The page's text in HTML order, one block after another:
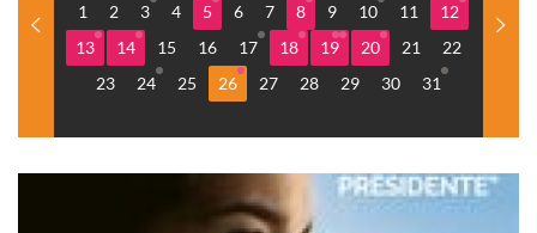
1 2 3 4 5 6 7 8 9 10 11
12
13
14 15 16 17 18 19 20 21
22
23
24 25 26 27 28 29 30 31